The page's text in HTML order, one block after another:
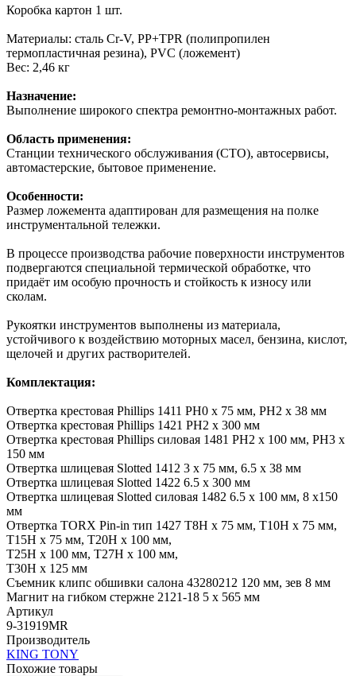
Коробка картон 1 шт.
Материалы: сталь Cr-V, PP+TPR (полипропилен
термопластичная резина), PVC (ложемент)
Вес: 2,46 кг
Назначение:
Выполнение широкого спектра ремонтно-монтажных работ.
Область применения:
Станции технического обслуживания (СТО), автосервисы,
автомастерские, бытовое применение.
Особенности:
Размер ложемента адаптирован для размещения на полке
инструментальной тележки.
В процессе производства рабочие поверхности инструментов
подвергаются специальной термической обработке, что
придаёт им особую прочность и стойкость к износу или
сколам.
Рукоятки инструментов выполнены из материала,
устойчивого к воздействию моторных масел, бензина, кислот,
щелочей и других растворителей.
Комплектация:
Отвертка крестовая Phillips 1411 PH0 x 75 мм, PH2 x 38 мм
Отвертка крестовая Phillips 1421 PH2 x 300 мм
Отвертка крестовая Phillips силовая 1481 PH2 x 100 мм, PH3 x
150 мм
Отвертка шлицевая Slotted 1412 3 x 75 мм, 6.5 x 38 мм
Отвертка шлицевая Slotted 1422 6.5 x 300 мм
Отвертка шлицевая Slotted силовая 1482 6.5 x 100 мм, 8 x150
мм
Отвертка TORX Pin-in тип 1427 T8H x 75 мм, T10H x 75 мм,
T15H x 75 мм, T20H x 100 мм,
T25H x 100 мм, T27H x 100 мм,
T30H x 125 мм
Съемник клипс обшивки салона 43280212 120 мм, зев 8 мм
Магнит на гибком стержне 2121-18 5 х 565 мм
Артикул
9-31919MR
Производитель
KING TONY
Похожие товары